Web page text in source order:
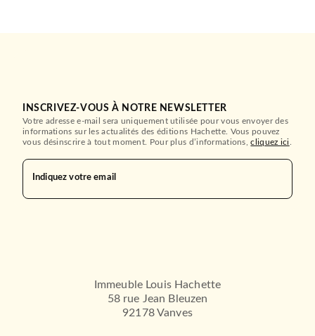
revanche des Buff…
Laurence Lesbre
INSCRIVEZ-VOUS À NOTRE NEWSLETTER
Votre adresse e-mail sera uniquement utilisée pour vous envoyer des
informations sur les actualités des éditions Hachette. Vous pouvez
vous désinscrire à tout moment. Pour plus d’informations,cliquez ici
Indiquez votre email
Immeuble Louis Hachette
58 rue Jean Bleuzen
92178 Vanves